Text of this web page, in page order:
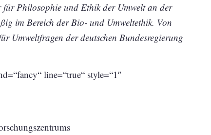
Philosophie und Ethik der Umwelt an der
im Bereich der Bio- und Umweltethik. Von
Umweltfragen der deutschen Bundesregierung
line=“true“ style=“1″